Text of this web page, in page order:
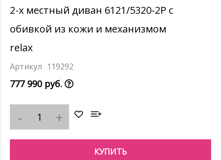
2-х местный диван 6121/5320-2P с
обивкой из кожи и механизмом
relax
119292
777 990 руб.
КУПИТЬ